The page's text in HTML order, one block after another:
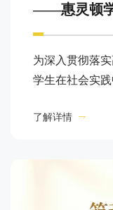
——惠灵顿学
实践活动纪实
为深入贯彻落
学生在社会实
织开展“三下乡
了解详情